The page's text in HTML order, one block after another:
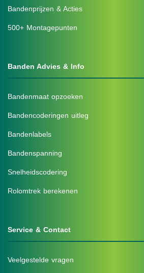
Bandenprijzen & Acties
500+ Montagepunten
Banden Advies & Info
Bandenmaat opzoeken
Bandencoderingen uitleg
Bandenlabels
Bandenspanning
Snelheidscodering
Rolomtrek berekenen
Service & Contact
Veelgestelde vragen